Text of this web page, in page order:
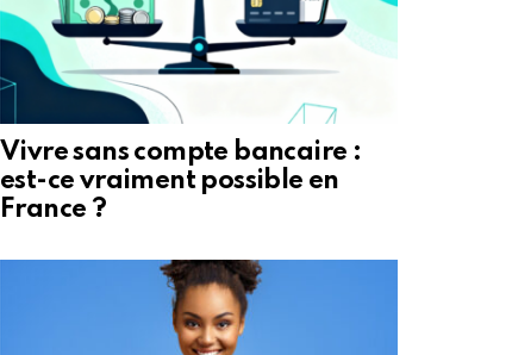
Vivre sans compte bancaire :
est-ce vraiment possible en
France ?